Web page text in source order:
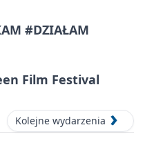
#DZIAŁAM
Film Festival
Kolejne wydarzenia